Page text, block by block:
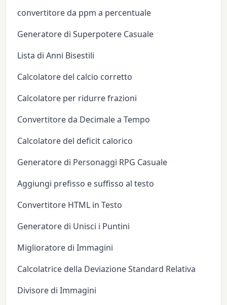
convertitore da ppm a percentuale
Generatore di Superpotere Casuale
Lista di Anni Bisestili
Calcolatore del calcio corretto
Calcolatore per ridurre frazioni
Convertitore da Decimale a Tempo
Calcolatore del deficit calorico
Generatore di Personaggi RPG Casuale
Aggiungi prefisso e suffisso al testo
Convertitore HTML in Testo
Generatore di Unisci i Puntini
Miglioratore di Immagini
Calcolatrice della Deviazione Standard Relativa
Divisore di Immagini